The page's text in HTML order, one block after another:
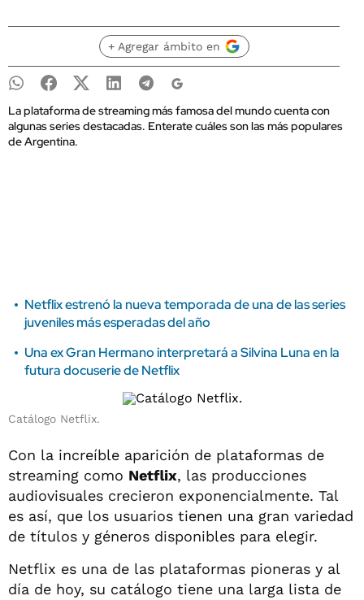
+ Agregar ámbito en
La plataforma de streaming más famosa del mundo cuenta con
algunas series destacadas. Enterate cuáles son las más populares
de Argentina.
Netflix estrenó la nueva temporada de una de las series
juveniles más esperadas del año
Una ex Gran Hermano interpretará a Silvina Luna en la
futura docuserie de Netflix
Catálogo Netflix.
Con la increíble aparición de plataformas de
streaming como Netflix, las producciones
audiovisuales crecieron exponencialmente. Tal
es así, que los usuarios tienen una gran variedad
de títulos y géneros disponibles para elegir.
Netflix es una de las plataformas pioneras y al
día de hoy, su catálogo tiene una larga lista de